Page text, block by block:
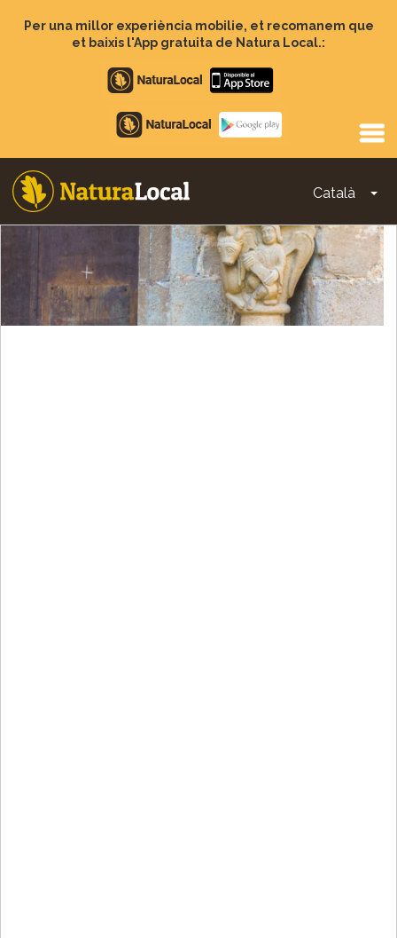
Per una millor experiència mobilie, et recomanem que
et baixis l'App gratuita de Natura Local.:
Apple
store
Google
Play
Català
Main
navigation